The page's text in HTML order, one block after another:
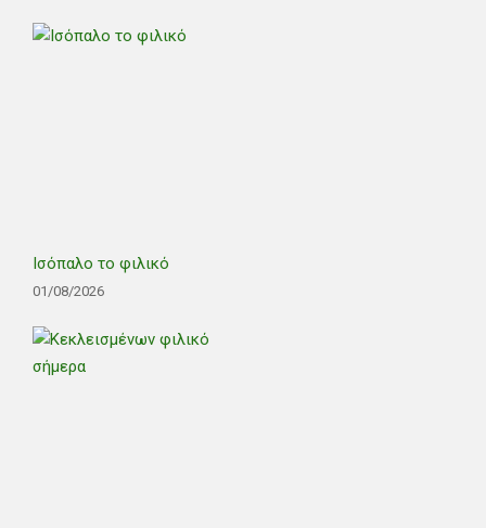
Ισόπαλο το φιλικό
01/08/2026